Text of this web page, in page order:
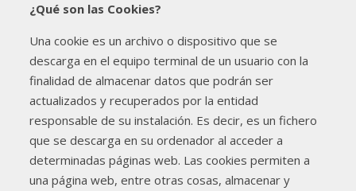
¿Qué son las Cookies?
Una cookie es un archivo o dispositivo que se
descarga en el equipo terminal de un usuario con la
finalidad de almacenar datos que podrán ser
actualizados y recuperados por la entidad
responsable de su instalación. Es decir, es un fichero
que se descarga en su ordenador al acceder a
determinadas páginas web. Las cookies permiten a
una página web, entre otras cosas, almacenar y